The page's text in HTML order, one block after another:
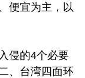
便宜为主，以
侵的4个必要
、台湾四面环